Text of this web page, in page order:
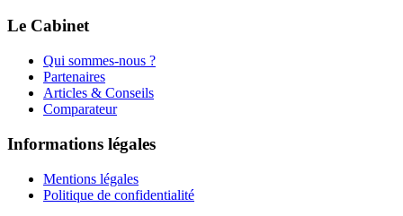
Le Cabinet
Qui sommes-nous ?
Partenaires
Articles & Conseils
Comparateur
Informations légales
Mentions légales
Politique de confidentialité